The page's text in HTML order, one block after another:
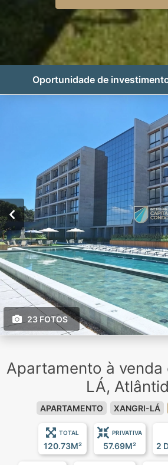
Oportunidade de
23 FOTOS
Apartamento à venda
LÁ,
APARTAMENTO XANGRI-LÁ
TOTAL
120.73M²
PRIVATIVA
57.69M² 2